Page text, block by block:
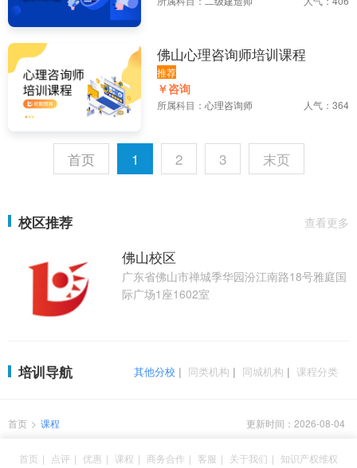
佛山心理咨询师培训课程
推荐
￥咨询
所属科目： 心理咨询师 人气：364
首页 1 2 3 末页
校区推荐 查看更多
佛山校区
广东省佛山市禅城季华园汾江南路18号雅庭国
际广场1座1602室
其他分校 | 同类机构 | 同城机构 | 课程分类
培训导航
首页 > 课程 更新时间：2026-08-04
首页 | 点评 | 优惠 | 课程 | 商务合作 | 客服 | 关于我们 | 知识产权维权